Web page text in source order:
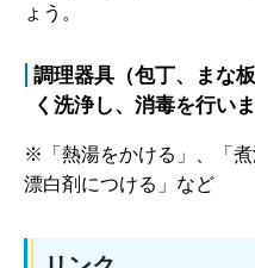
ょう。
調理器具（包丁、まな
く洗浄し、消毒を行いま
※「熱湯をかける」、「
漂白剤につける」など